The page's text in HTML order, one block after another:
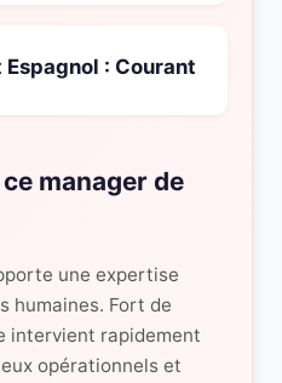
: Courant
manager de
une expertise
humaines. Fort de
intervient rapidement
opérationnels et